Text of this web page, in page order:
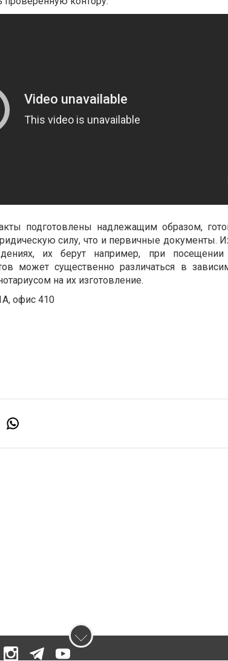
подготовлены надлежащим образом,
силу, что и первичные документы.
их берут например, при посещении
может существенно различаться в
на их изготовление.
офис 410